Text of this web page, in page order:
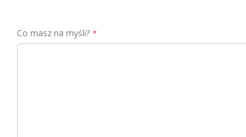
Co masz na myśli?